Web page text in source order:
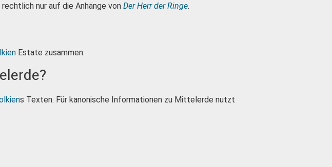
nur auf die Anhänge von Der Herr der Ringe.
Estate zusammen.
s Texten. Für kanonische Informationen zu Mittelerde nutzt